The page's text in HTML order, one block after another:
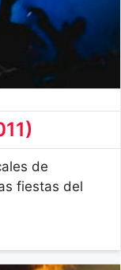
de
fiestas del